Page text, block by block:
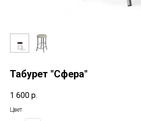
Табурет "Сфера"
1 600 р.
Цвет